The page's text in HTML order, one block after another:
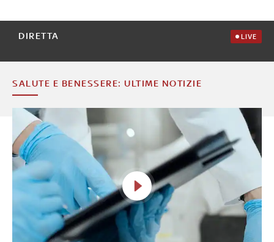
DIRETTA LIVE
SALUTE E BENESSERE: ULTIME NOTIZIE